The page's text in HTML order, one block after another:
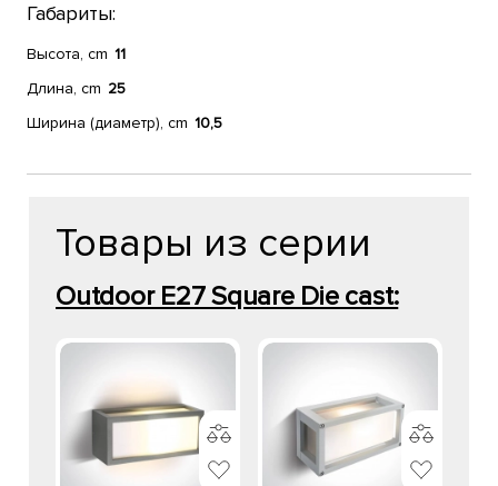
Габариты:
Высота, cm 11
Длина, cm 25
Ширина (диаметр), cm 10,5
Товары из серии
Outdoor E27 Square Die cast: